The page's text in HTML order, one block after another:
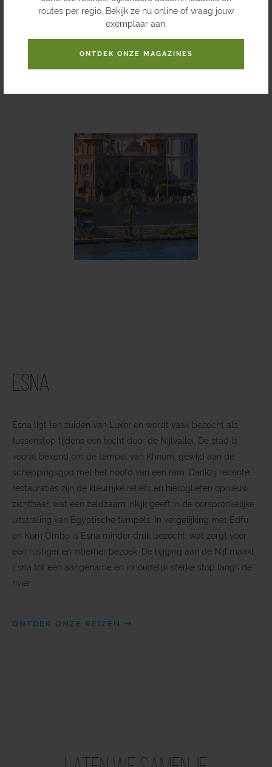
routes per regio. Bekijk ze nu online of vraag jouw
exemplaar aan.
ONTDEK ONZE MAGAZINES
rituelen. Door zijn architectuur en ligging vormt de tempel een
uitgesproken contrast met de andere sites in de Nijlvallei.
Esna
Esna ligt ten zuiden van Luxor en wordt vaak bezocht als
tussenstop tijdens een tocht door de Nijlvallei. De stad is
vooral bekend om de tempel van Khnum, gewijd aan de
scheppingsgod met het hoofd van een ram. Dankzij recente
restauraties zijn de kleurrijke reliëfs en hiërogliefen opnieuw
zichtbaar, wat een zeldzaam inkijk geeft in de oorspronkelijke
uitstraling van Egyptische tempels. In vergelijking met Edfu
en Kom Ombo is Esna minder druk bezocht, wat zorgt voor
een rustiger en intiemer bezoek. De ligging aan de Nijl maakt
Esna tot een aangename en inhoudelijk sterke stop langs de
rivier.
ONTDEK ONZE REIZEN